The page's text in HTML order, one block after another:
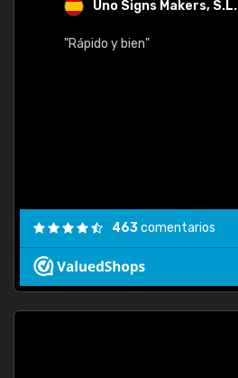
Uno Signs Makers, S.L.
"Rápido y bien"
463comentarios